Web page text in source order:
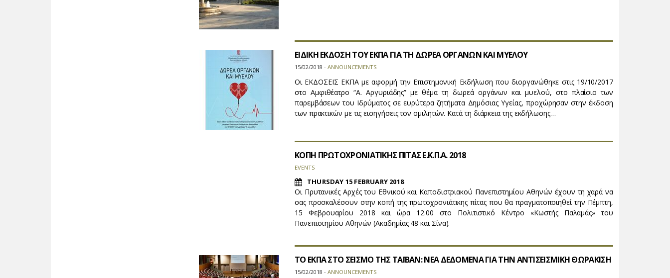
ΕΙΔΙΚΗ ΕΚΔΟΣΗ ΤΟΥ ΕΚΠΑ ΓΙΑ ΤΗ ΔΩΡΕΑ ΟΡΓΑΝΩΝ ΚΑΙ ΜΥΕΛΟΥ
15/02/2018 - ANNOUNCEMENTS
Οι ΕΚΔΟΣΕΙΣ ΕΚΠΑ με αφορμή την Επιστημονική Εκδήλωση που διοργανώθηκε στις 19/10/2017
στο Αμφιθέατρο “Α. Αργυριάδης” με θέμα τη δωρεά οργάνων και μυελού, στο πλαίσιο των
παρεμβάσεων του Ιδρύματος σε ευρύτερα ζητήματα Δημόσιας Υγείας, προχώρησαν στην έκδοση
των πρακτικών με τις εισηγήσεις τον ομιλητών. Κατά τη διάρκεια της εκδήλωσης…
ΚΟΠΗ ΠΡΩΤΟΧΡΟΝΙΑΤΙΚΗΣ ΠΙΤΑΣ Ε.Κ.Π.Α. 2018
EVENTS
THURSDAY 15 FEBRUARY 2018
Οι Πρυτανικές Αρχές του Εθνικού και Καποδιστριακού Πανεπιστημίου Αθηνών έχουν τη χαρά να
σας προσκαλέσουν στην κοπή της πρωτοχρονιάτικης πίτας που θα πραγματοποιηθεί την Πέμπτη,
15 Φεβρουαρίου 2018 και ώρα 12.00 στο Πολιτιστικό Κέντρο «Κωστής Παλαμάς» του
Πανεπιστημίου Αθηνών (Ακαδημίας 48 και Σίνα).
ΤΟ ΕΚΠΑ ΣΤΟ ΣΕΙΣΜΟ ΤΗΣ ΤΑΪΒΑΝ: ΝΕΑ ΔΕΔΟΜΕΝΑ ΓΙΑ ΤΗΝ ΑΝΤΙΣΕΙΣΜΙΚΗ ΘΩΡΑΚΙΣΗ
15/02/2018 - ANNOUNCEMENTS